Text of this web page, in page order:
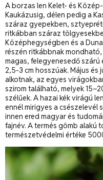
A borzas len Kelet- és
Kaukázusig, délen pedig a
száraz gyepekben,
ritkábban száraz
Középhegységben és a
részén ritkábbnak
magas, felegyenesedő szárú
2,5-3 cm hosszúak. Május
alkotnak, az egyes
szirom található, melyek
szélűek. A hazai kék virágú
ennél mirigyes a csészelevél
innen ered magyar és
fajnév. A termés gömb alakú
természetvédelmi értéke